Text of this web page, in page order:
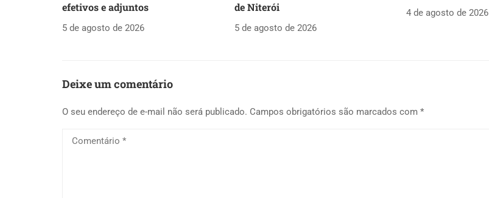
efetivos e adjuntos
5 de agosto de 2026
de Niterói
5 de agosto de 2026
4 de agosto de 2026
Deixe um comentário
O seu endereço de e-mail não será publicado. Campos obrigatórios são marcados com *